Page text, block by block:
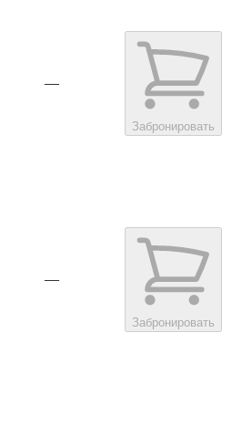
—
Забронировать
—
Забронировать